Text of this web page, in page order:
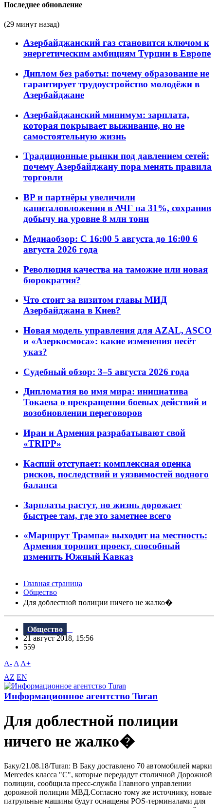
Последнее обновление
(29 минут назад)
Азербайджанский газ становится ключом к
энергетическим амбициям Турции в Европе
Диплом без работы: почему образование не
гарантирует трудоустройство молодёжи в
Азербайджане
Азербайджанский минимум: зарплата,
которая покрывает выживание, но не
самостоятельную жизнь
Традиционные рынки под давлением сетей:
почему Азербайджану пора менять правила
торговли
BP и партнёры увеличили
капиталовложения в АЧГ на 31%, сохранив
добычу на уровне 8 млн тонн
Медиаобзор: С 16:00 5 августа до 16:00 6
августа 2026 года
Революция качества на таможне или новая
бюрократия?
Что стоит за визитом главы МИД
Азербайджана в Киев?
Новая модель управления для AZAL, ASCO
и «Азеркосмоса»: какие изменения несёт
указ?
Судебный обзор: 3–5 августа 2026 года
Дипломатия во имя мира: инициатива
Токаева о прекращении боевых действий и
возобновлении переговоров
Иран и Армения разрабатывают свой
«TRIPP»
Каспий отступает: комплексная оценка
рисков, последствий и уязвимостей водного
баланса
Зарплаты растут, но жизнь дорожает
быстрее там, где это заметнее всего
«Маршрут Трампа» выходит на местность:
Армения торопит проект, способный
изменить Южный Кавказ
Главная страница
Общество
Для доблестной полиции ничего не жалко�
Общество
21 август 2018, 15:56
559
A- A A+
AZ EN
Информационное агентство Turan
Для доблестной полиции
ничего не жалко�
Баку/21.08.18/Turan: B Баку доставлено 70 автомобилей марки
Mercedes класса "С", которые передадут столичной Дорожной
полиции, сообщила пресс-служба Главного управлении
дорожной полиции МBД.Согласно тому же источнику, новые
патрульные машины будут оснащены POS-терминалами для